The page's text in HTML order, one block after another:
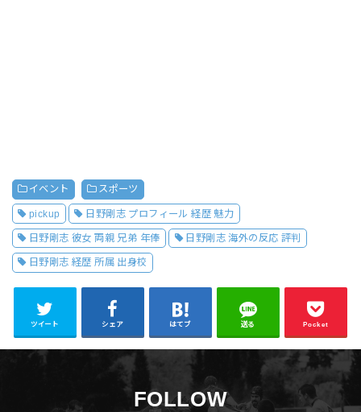
イベント スポーツ
pickup 日野剛志 プロフィール 経歴 魅力
日野剛志 彼女 両親 兄弟 年俸 日野剛志 海外の反応 評判
日野剛志 経歴 所属 出身校
ツイート シェア はてブ 送る Pocket
FOLLOW